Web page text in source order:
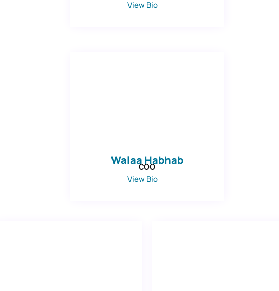
View Bio
Walaa Habhab
COO
View Bio